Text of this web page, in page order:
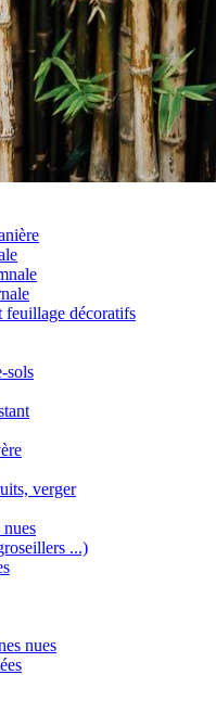
feuillage décoratifs
sols
verger
nues
...)
nues